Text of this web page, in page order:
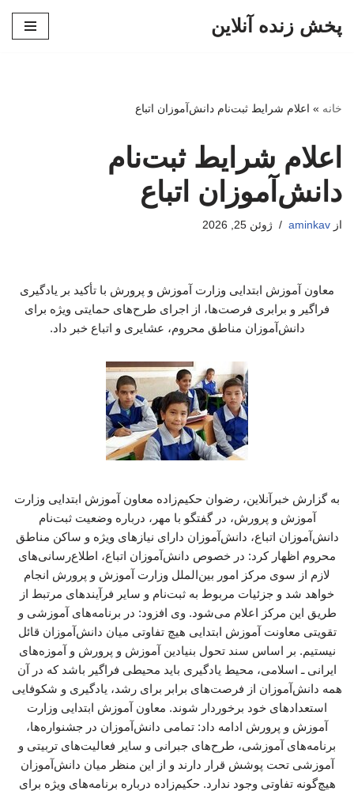
پخش زنده آنلاین
خانه » اعلام شرایط ثبت‌نام دانش‌آموزان اتباع
اعلام شرایط ثبت‌نام
دانش‌آموزان اتباع
از aminkav ژوئن 25, 2026
معاون آموزش ابتدایی وزارت آموزش و پرورش با تأکید بر یادگیری
فراگیر و برابری فرصت‌ها، از اجرای طرح‌های حمایتی ویژه برای
دانش‌آموزان مناطق محروم، عشایری و اتباع خبر داد.
به گزارش خبرآنلاین، رضوان حکیم‌زاده معاون آموزش ابتدایی وزارت
آموزش و پرورش، در گفتگو با مهر، درباره وضعیت ثبت‌نام
دانش‌آموزان اتباع، دانش‌آموزان دارای نیازهای ویژه و ساکن مناطق
محروم اظهار کرد: در خصوص دانش‌آموزان اتباع، اطلاع‌رسانی‌های
لازم از سوی مرکز امور بین‌الملل وزارت آموزش و پرورش انجام
خواهد شد و جزئیات مربوط به ثبت‌نام و سایر فرآیندهای مرتبط از
طریق این مرکز اعلام می‌شود. وی افزود: در برنامه‌های آموزشی و
تقویتی معاونت آموزش ابتدایی هیچ تفاوتی میان دانش‌آموزان قائل
نیستیم. بر اساس سند تحول بنیادین آموزش و پرورش و آموزه‌های
ایرانی ـ اسلامی، محیط یادگیری باید محیطی فراگیر باشد که در آن
همه دانش‌آموزان از فرصت‌های برابر برای رشد، یادگیری و شکوفایی
استعدادهای خود برخوردار شوند. معاون آموزش ابتدایی وزارت
آموزش و پرورش ادامه داد: تمامی دانش‌آموزان در جشنواره‌ها،
برنامه‌های آموزشی، طرح‌های جبرانی و سایر فعالیت‌های تربیتی و
آموزشی تحت پوشش قرار دارند و از این منظر میان دانش‌آموزان
هیچ‌گونه تفاوتی وجود ندارد. حکیم‌زاده درباره برنامه‌های ویژه برای